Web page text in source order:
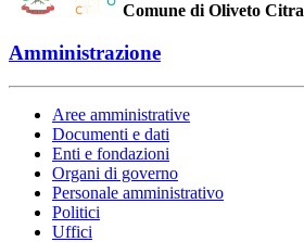
Comune di Oliveto Citra
Amministrazione
Aree amministrative
Documenti e dati
Enti e fondazioni
Organi di governo
Personale amministrativo
Politici
Uffici